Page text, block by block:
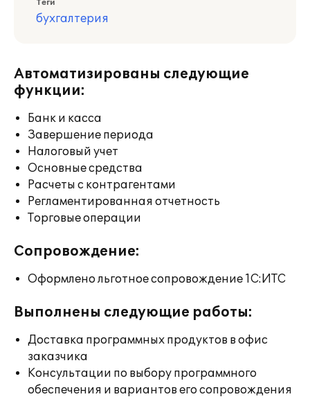
Теги
бухгалтерия
Автоматизированы следующие
функции:
Банк и касса
Завершение периода
Налоговый учет
Основные средства
Расчеты с контрагентами
Регламентированная отчетность
Торговые операции
Сопровождение:
Оформлено льготное сопровождение 1С:ИТС
Выполнены следующие работы:
Доставка программных продуктов в офис
заказчика
Консультации по выбору программного
обеспечения и вариантов его сопровождения